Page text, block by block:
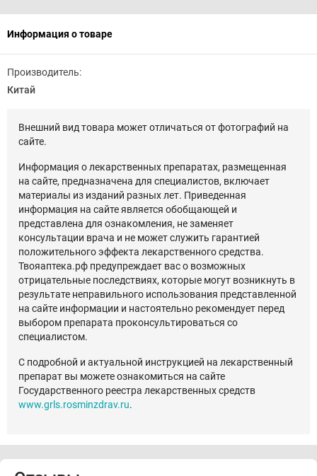
Информация о товаре
Производитель:
Китай
Внешний вид товара может отличаться от фотографий на
сайте.
Информация о лекарственных препаратах, размещенная
на сайте, предназначена для специалистов, включает
материалы из изданий разных лет. Приведенная
информация на сайте является обобщающей и
представлена для ознакомления, не заменяет
консультации врача и не может служить гарантией
положительного эффекта лекарственного средства.
Твояаптека.рф предупреждает вас о возможных
отрицательные последствиях, которые могут возникнуть в
результате неправильного использования представленной
на сайте информации и настоятельно рекомендует перед
выбором препарата проконсультироваться со
специалистом.
С подробной и актуальной инструкцией на лекарственный
препарат вы можете ознакомиться на сайте
Государственного реестра лекарственных средств
www.grls.rosminzdrav.ru.